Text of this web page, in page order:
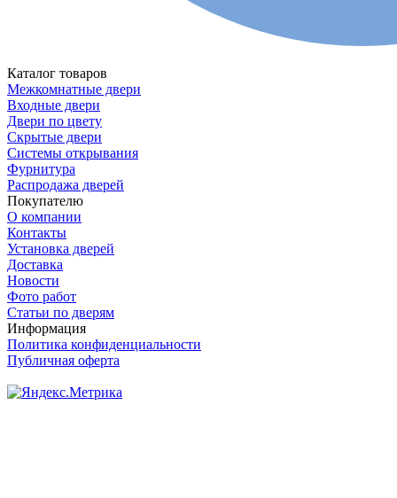
Каталог товаров
Межкомнатные двери
Входные двери
Двери по цвету
Скрытые двери
Системы открывания
Фурнитура
Распродажа дверей
Покупателю
О компании
Контакты
Установка дверей
Доставка
Новости
Фото работ
Статьи по дверям
Информация
Политика конфиденциальности
Публичная оферта